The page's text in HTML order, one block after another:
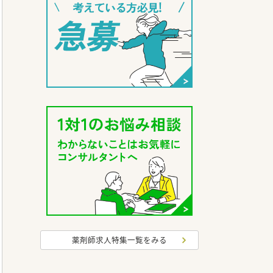
薬剤師求人特集一覧をみる